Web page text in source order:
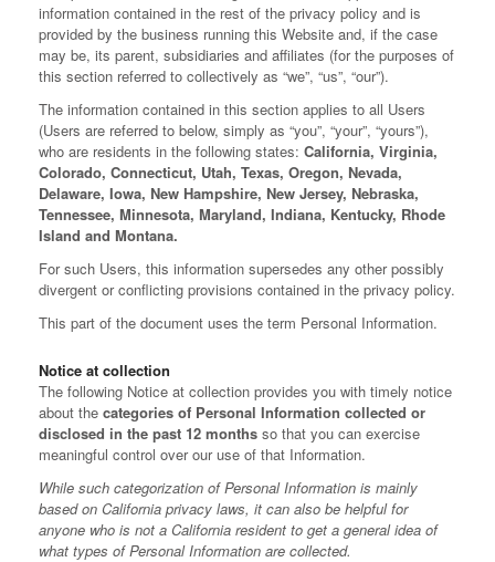
information contained in the rest of the privacy policy and is
provided by the business running this Website and, if the case
may be, its parent, subsidiaries and affiliates (for the purposes of
this section referred to collectively as “we”, “us”, “our”).
The information contained in this section applies to all Users
(Users are referred to below, simply as “you”, “your”, “yours”),
who are residents in the following states: California, Virginia,
Colorado, Connecticut, Utah, Texas, Oregon, Nevada,
Delaware, Iowa, New Hampshire, New Jersey, Nebraska,
Tennessee, Minnesota, Maryland, Indiana, Kentucky, Rhode
Island and Montana.
For such Users, this information supersedes any other possibly
divergent or conflicting provisions contained in the privacy policy.
This part of the document uses the term Personal Information.
Notice at collection
The following Notice at collection provides you with timely notice
about the categories of Personal Information collected or
disclosed in the past 12 months so that you can exercise
meaningful control over our use of that Information.
While such categorization of Personal Information is mainly
based on California privacy laws, it can also be helpful for
anyone who is not a California resident to get a general idea of
what types of Personal Information are collected.